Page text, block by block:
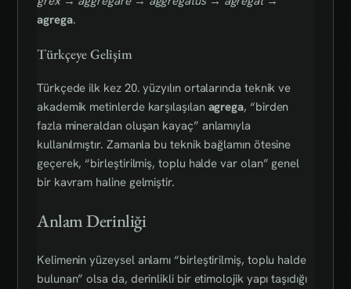
agrega.
Türkçeye Gelişim
Türkçede ilk kez 20. yüzyılın ortalarında teknik ve
akademik metinlerde karşılaşılan agrega, “birden
fazla mineraldan oluşan kayaç” anlamıyla
kullanılmıştır. Zamanla bu teknik bağlamın ötesine
geçerek, “birleştirilmiş, toplu halde var olan” genel
bir kavram haline gelmiştir.
Anlam Derinliği
Kelimenin yüzeysel anlamı “birleştirilmiş, toplu halde
bulunan” olsa da, derinlikli bir etimolojik yapı taşıdığı